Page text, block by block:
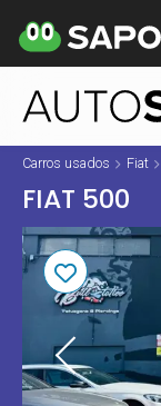
Carros usados Fiat
FIAT 500